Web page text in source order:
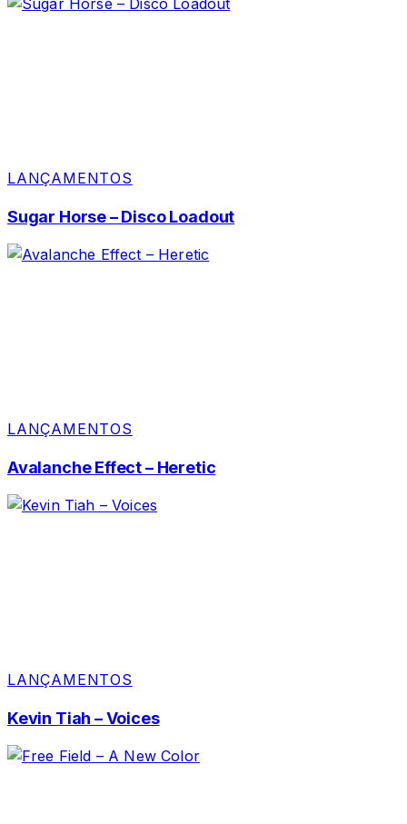
LANÇAMENTOS
Sugar Horse – Disco Loadout
LANÇAMENTOS
Avalanche Effect – Heretic
LANÇAMENTOS
Kevin Tiah – Voices